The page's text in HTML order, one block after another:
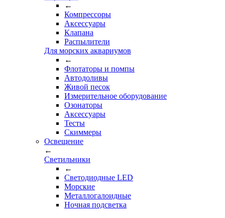
←
Компрессоры
Аксессуары
Клапана
Распылители
Для морских аквариумов
←
Флотаторы и помпы
Автодоливы
Живой песок
Измерительное оборудование
Озонаторы
Аксессуары
Тесты
Cкиммеры
Освещение
←
Светильники
←
Cветодиодные LED
Морские
Металлогалоидные
Ночная подсветка